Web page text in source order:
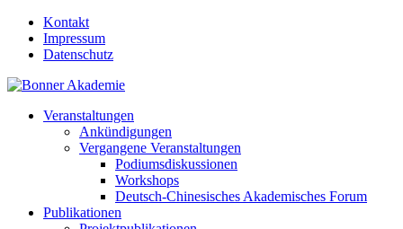
Kontakt
Impressum
Datenschutz
Veranstaltungen
Ankündigungen
Vergangene Veranstaltungen
Podiumsdiskussionen
Workshops
Deutsch-Chinesisches Akademisches Forum
Publikationen